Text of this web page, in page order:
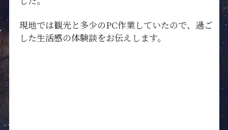
現地では観光と多少のPC作業していたので、過ご
した生活感の体験談をお伝えします。